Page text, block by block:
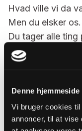
Denne
Vi bruger cookies
annoncer, til at vise
Hvad ville vi da
Men du elsker os.
Du tager alle ting
Og åbner for os
Til Gud, som
Hellige Ånd,
Du, som er ét
Du, som bor i